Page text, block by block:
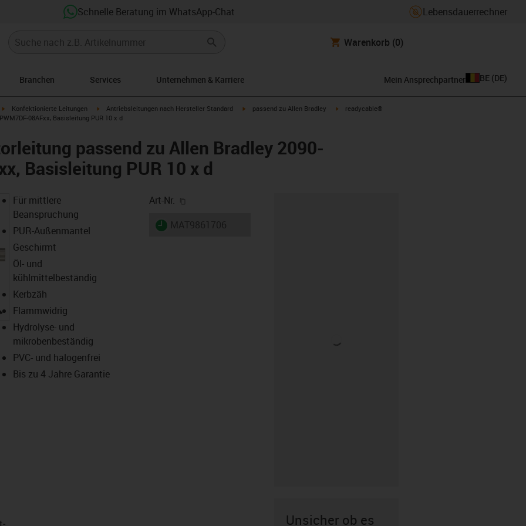
Schnelle Beratung im WhatsApp-Chat Lebensdauerrechner
Warenkorb (0)
Branchen Services Unternehmen & Karriere Mein Ansprechpartner BE (DE)
igus-icon-arrow-right
Konfektionierte Leitungen igus-icon-arrow-right
Antriebsleitungen nach Hersteller Standard igus-icon-arrow-right
passend zu Allen Bradley igus-icon-arrow-right
readycable®
08AFxx, Basisleitung PUR 10 x d
passend zu Allen Bradley 2090-
Basisleitung PUR 10 x d
igus-icon-lupe
Für mittlere
Beanspruchung
PUR-Außenmantel
Geschirmt
Öl- und
kühlmittelbeständig
Kerbzäh
Flammwidrig
Hydrolyse- und
mikrobenbeständig
PVC- und halogenfrei
Bis zu 4 Jahre Garantie
Art-Nr.
igus-icon-lieferzeit
Unsicher ob es